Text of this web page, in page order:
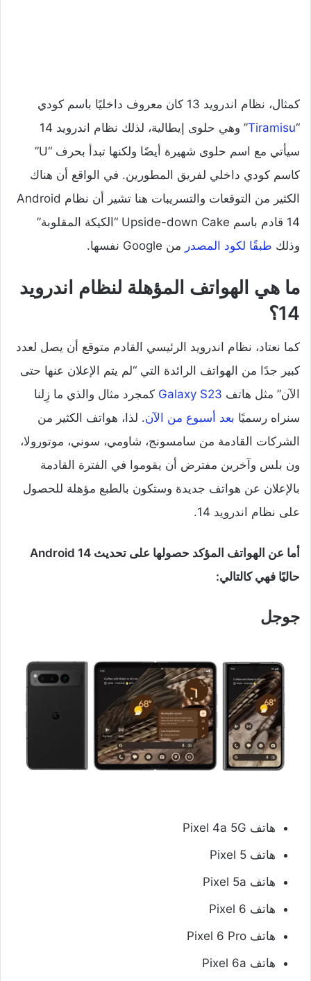
كمثال، نظام اندرويد 13 كان معروف داخليًا باسم كودي
“
Tiramisu
” وهي حلوى إيطالية، لذلك نظام اندرويد 14
سيأتي مع اسم حلوى شهيرة أيضًا ولكنها تبدأ بحرف “U”
كاسم كودي داخلي لفريق المطورين. في الواقع أن هناك
الكثير من التوقعات والتسريبات هنا تشير أن نظام Android
14 قادم باسم Upside-down Cake “الكيكة المقلوبة”
وذلك طبقًا لكود المصدر من Google نفسها.
ما هي الهواتف المؤهلة لنظام اندرويد
14؟
كما نعتاد، نظام اندرويد الرئيسي القادم متوقع أن يصل لعدد
كبير جدًا من الهواتف الرائدة التي “لم يتم الإعلان عنها حتى
الآن” مثل هاتف Galaxy S23 كمجرد مثال والذي ما زِلنا
سنراه رسميًا بعد أسبوع من الآن. لذا، هواتف الكثير من
الشركات القادمة من سامسونج، شاومي، سوني، موتورولا،
ون بلس وآخرين مفترض أن يقوموا في الفترة القادمة
بالإعلان عن هواتف جديدة وستكون بالطبع مؤهلة للحصول
على نظام اندرويد 14.
أما عن الهواتف المؤكد حصولها على تحديث Android 14
حاليًا فهي كالتالي:
جوجل
هاتف Pixel 4a 5G
هاتف Pixel 5
هاتف Pixel 5a
هاتف Pixel 6
هاتف Pixel 6 Pro
هاتف Pixel 6a